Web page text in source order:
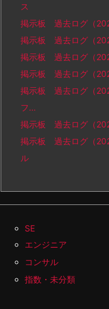
ス
掲示板 過去ログ（
掲示板 過去ログ（
掲示板 過去ログ（
掲示板 過去ログ（
掲示板 過去ログ（
フ…
掲示板 過去ログ（
掲示板 過去ログ（
ル
SE
エンジニア
コンサル
指数・未分類